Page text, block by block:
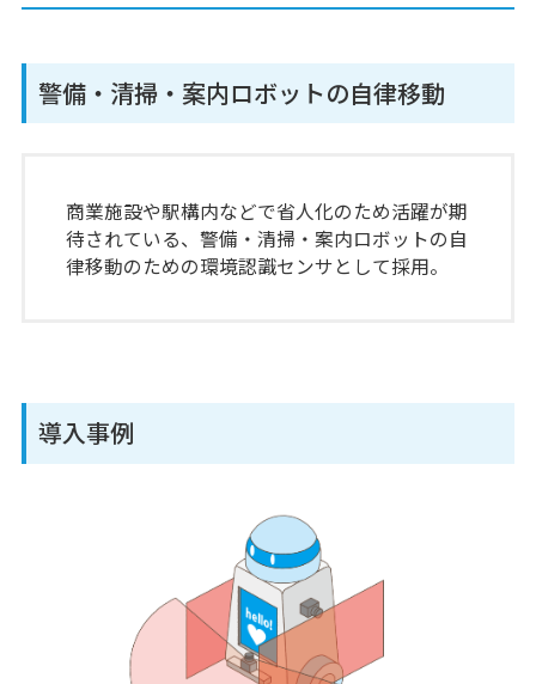
警備・清掃・案内ロボットの自律移動
商業施設や駅構内などで省人化のため活躍が期
待されている、警備・清掃・案内ロボットの自
律移動のための環境認識センサとして採用。
導入事例